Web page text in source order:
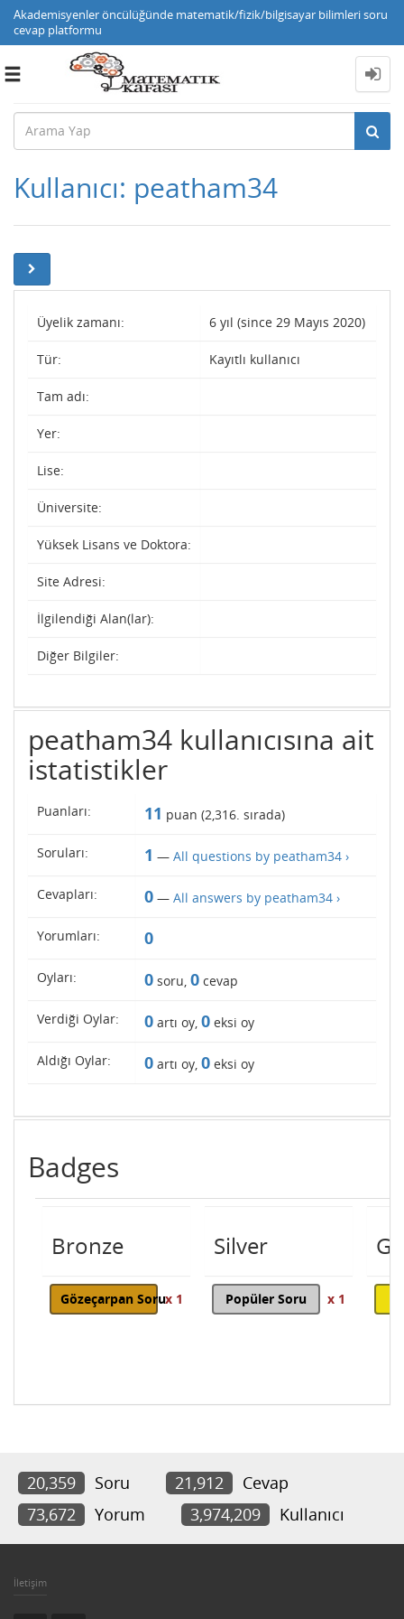
Akademisyenler öncülüğünde matematik/fizik/bilgisayar bilimleri soru
cevap platformu
Toggle
Kullanıcı: peatham34
Üyelik zamanı: 6 yıl (since 29 Mayıs 2020)
Tür: Kayıtlı kullanıcı
Tam adı:
Yer:
Lise:
Üniversite:
Yüksek Lisans ve Doktora:
Site Adresi:
İlgilendiği Alan(lar):
Diğer Bilgiler:
peatham34 kullanıcısına ait
istatistikler
Puanları: 11 puan (2,316. sırada)
Soruları: 1 — All questions by peatham34 ›
Cevapları: 0 — All answers by peatham34 ›
Yorumları: 0
Oyları: 0 soru, 0 cevap
Verdiği Oylar: 0 artı oy, 0 eksi oy
Aldığı Oylar: 0 artı oy, 0 eksi oy
Badges
Bronze
Gözeçarpan Sorux 1
Silver
Popüler Soru x 1
20,359 Soru 21,912
Cevap
73,672
Yorum 3,974,209 Kullanıcı
İletişim